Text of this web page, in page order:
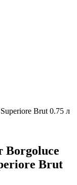
Brut 0.75 л
Borgoluce
Brut